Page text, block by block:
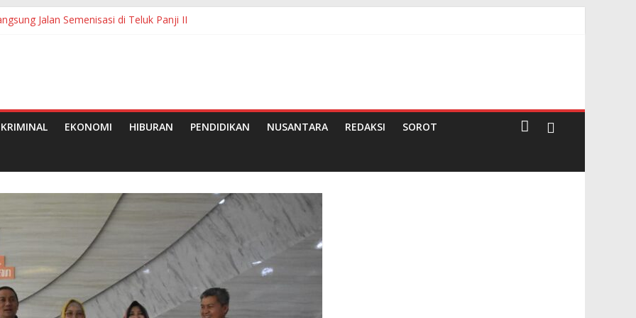
Jalan Semenisasi di Teluk Panji II
ke-61, Bupati Anwar Sadat Buka Lomba Mancing Forkopimda dan OPD
Penghargaan Pembangunan Terbaik I se-Riau
EKONOMI HIBURAN PENDIDIKAN NUSANTARA REDAKSI SOROT